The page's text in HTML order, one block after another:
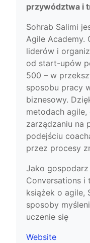
przywództwa i
Sohrab Salimi
Agile Academy.
liderów i
od start-upów
500 – w
sposobu pracy
biznesowy.
metodach
zarządzaniu na
podejściu
przez procesy
Jako
Conversations i
książek o agile,
sposoby
uczenie się
Website